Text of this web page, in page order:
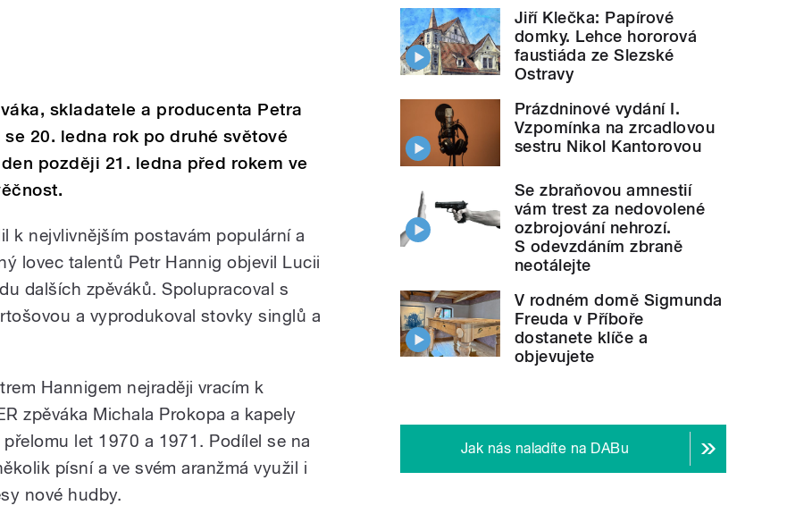
skladatele a producenta Petra
20. ledna rok po druhé světové
později 21. ledna před rokem ve
k nejvlivnějším postavám populární a
lovec talentů Petr Hannig objevil Lucii
dalších zpěváků. Spolupracoval s
a vyprodukoval stovky singlů a
Hannigem nejraději vracím k
zpěváka Michala Prokopa a kapely
let 1970 a 1971. Podílel se na
písní a ve svém aranžmá využil i
nové hudby.
Jiří Klečka: Papírové
domky. Lehce hororová
faustiáda ze Slezské
Ostravy
Prázdninové vydání I.
Vzpomínka na zrcadlovou
sestru Nikol Kantorovou
Se zbraňovou amnestií
vám trest za nedovolené
ozbrojování nehrozí.
S odevzdáním zbraně
neotálejte
V rodném domě Sigmunda
Freuda v Příboře
dostanete klíče a
objevujete
Jak nás naladíte na DABu